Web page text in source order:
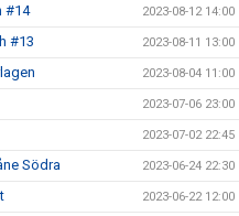
#14 2023-08-12 14:00
#13 2023-08-11 13:00
2023-08-04 11:00
2023-07-06 23:00
2023-07-02 22:45
Södra 2023-06-24 22:30
2023-06-22 12:00